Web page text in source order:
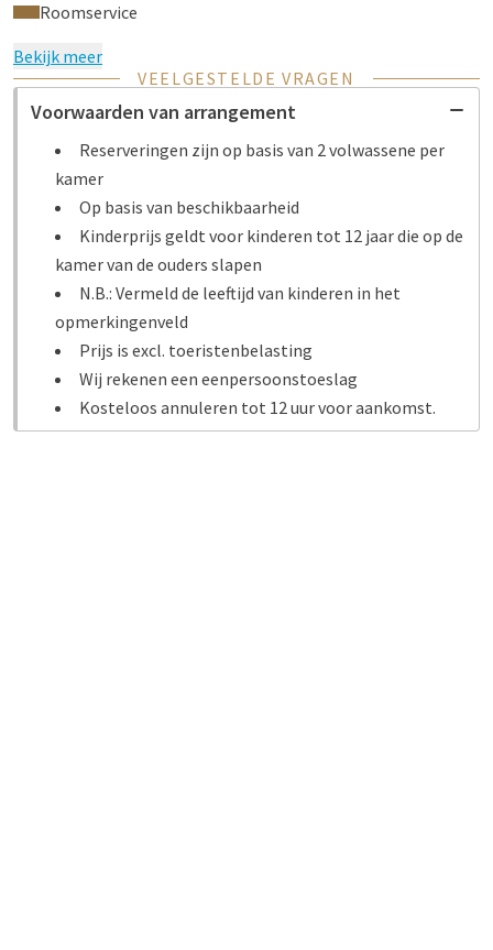
Roomservice
Bekijk meer
VEELGESTELDE VRAGEN
Voorwaarden van arrangement
Reserveringen zijn op basis van 2 volwassene per
kamer
Op basis van beschikbaarheid
Kinderprijs geldt voor kinderen tot 12 jaar die op de
kamer van de ouders slapen
N.B.: Vermeld de leeftijd van kinderen in het
opmerkingenveld
Prijs is excl. toeristenbelasting
Wij rekenen een eenpersoonstoeslag
Kosteloos annuleren tot 12 uur voor aankomst.